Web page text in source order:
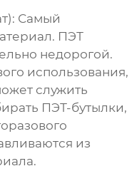
Самый
ПЭТ
недорогой.
использования,
служить
ПЭТ-бутылки,
из